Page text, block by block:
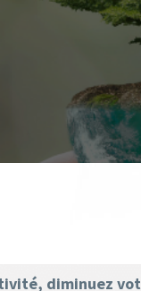
diminuez